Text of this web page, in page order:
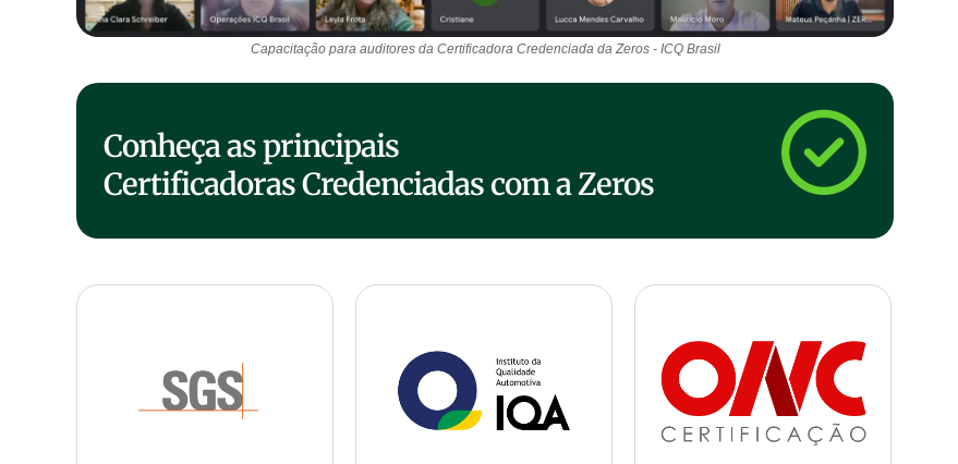
Capacitação para auditores da Certificadora Credenciada da Zeros - ICQ Brasil
Conheça as principais
Certificadoras Credenciadas com a Zeros